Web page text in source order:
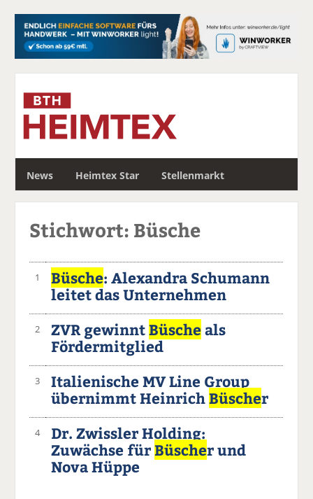
News Heimtex Star Stellenmarkt
c
Stichwort: Büsche
1 Büsche: Alexandra Schumann
leitet das Unternehmen
2 ZVR gewinntBüscheals
Fördermitglied
3
Italienische MV Line Group
übernimmt HeinrichBüscher
4
Dr. Zwissler Holding:
Zuwächse fürBüscher und
Nova Hüppe